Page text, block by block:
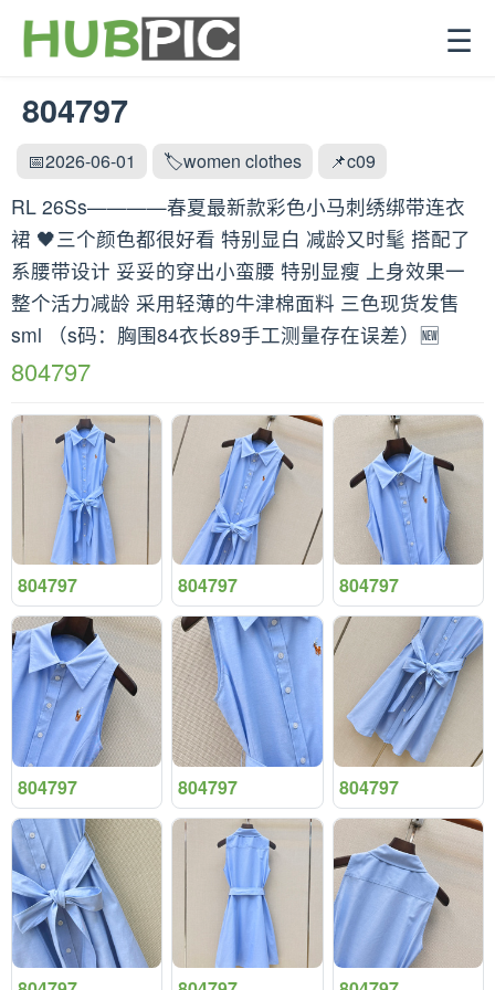
☰
804797
📅2026-06-01 🏷️women clothes 📌c09
RL 26Ss————春夏最新款彩色小马刺绣绑带连衣
裙 🖤三个颜色都很好看 特别显白 减龄又时髦 搭配了
系腰带设计 妥妥的穿出小蛮腰 特别显瘦 上身效果一
整个活力减龄 采用轻薄的牛津棉面料 三色现货发售
sml （s码：胸围84衣长89手工测量存在误差）🆕
804797
804797 804797 804797
804797 804797 804797